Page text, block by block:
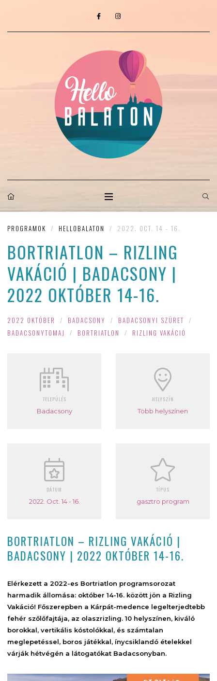
PROGRAMOK / HELLOBALATON / 2022. OCT. 14 - 16.
BORTRIATLON – RIZLING
VAKÁCIÓ | BADACSONY |
2022 OKTÓBER 14-16.
2022 OKTÓBER / BADACSONY / BADACSONYI SZÜRET
/
BADACSONYTOMAJ
/ BORTRIATLON / RIZLING VAKÁCIÓ
TELEPÜLÉS
Badacsony
HELYSZÍN
Több helyszínen
DÁTUM
2022. Oct. 14 - 16.
TÍPUS
gasztro program
BORTRIATLON – RIZLING VAKÁCIÓ |
BADACSONY | 2022 OKTÓBER 14-16.
Elérkezett a 2022-es Bortriatlon programsorozat
harmadik állomása: október 14-16. között jön a Rizling
Vakáció! Főszerepben a Kárpát-medence legelterjedtebb
fehér szőlőfajtája, az olaszrizling. 10 helyszínen, kiváló
borokkal, vertikális kóstolókkal, és számtalan
meglepetéssel, boros játékkal, ínycsiklandó ételekkel
várják hétvégén a látogatókat Badacsonyban.